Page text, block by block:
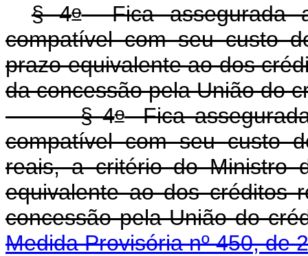
§ 4oFica assegurada
compatível com seu custo
prazo equivalente ao dos
da concessão pela União do
§ 4oFica assegurada
compatível com seu custo
reais, a critério do Ministro
equivalente ao dos créditos
concessão pela União do
Medida Provisória nº 450, de